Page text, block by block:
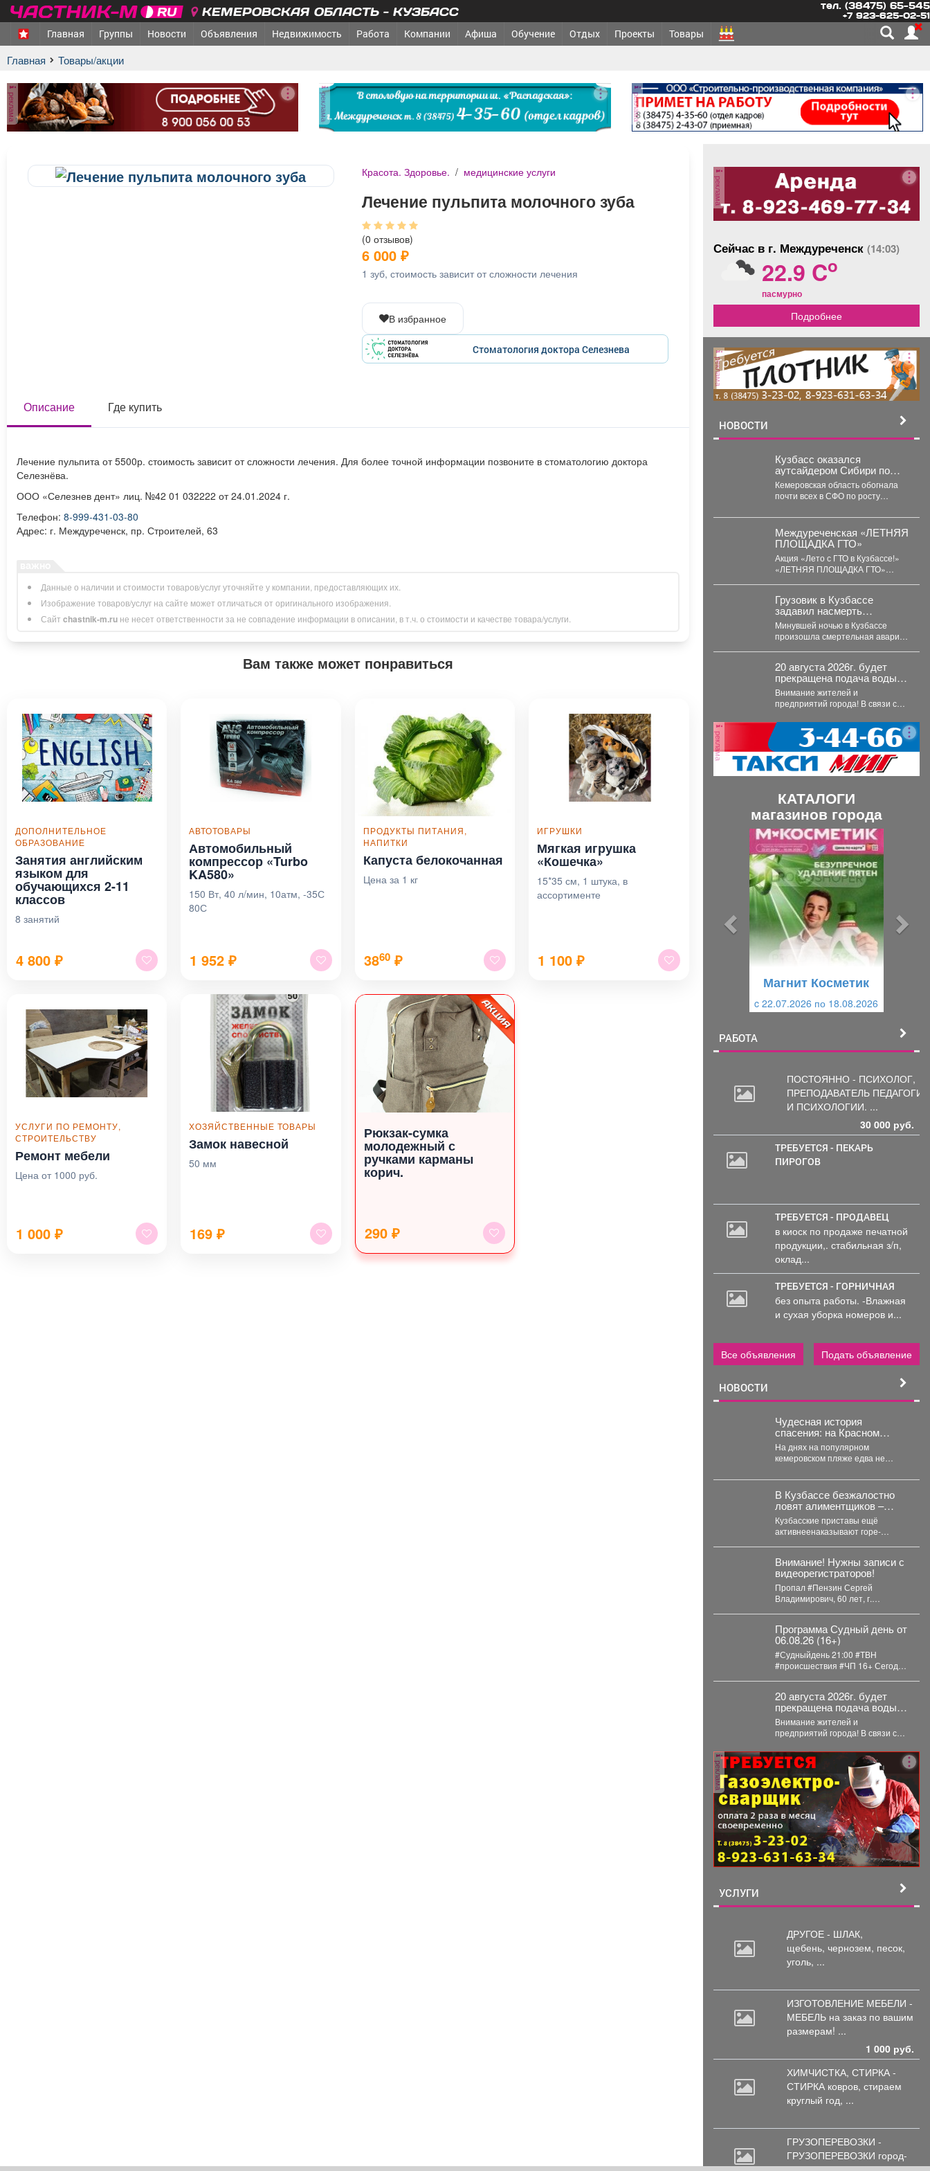
КЕМЕРОВСКАЯ ОБЛАСТЬ - КУЗБАСС тел. (38475) 65-545
+7 923-625-02-51
Главная Группы Новости Объявления Недвижимость Работа Компании Афиша Обучение Отдых Проекты Товары
Главная Товары/акции
реклама реклама реклама
Красота. Здоровье. / медицинские услуги
Лечение пульпита молочного зуба
(0 отзывов)
6 000₽
1 зуб, стоимость зависит от сложности лечения
В избранное
Стоматология доктора Селезнева
Описание Где купить
Лечение пульпита от 5500р. стоимость зависит от сложности лечения. Для более точной информации позвоните в стоматологию доктора
Селезнёва.
ООО «Селезнев дент» лиц. №42 01 032222 от 24.01.2024 г.
Телефон: 8-999-431-03-80
Адрес: г. Междуреченск, пр. Строителей, 63
Данные о наличии и стоимости товаров/услуг уточняйте у компании, предоставляющих их.
Изображение товаров/услуг на сайте может отличаться от оригинального изображения.
Сайт chastnik-m.ru не несет ответственности за не совпадение информации в описании, в т.ч. о стоимости и качестве товара/услуги.
Вам также может понравиться
ДОПОЛНИТЕЛЬНОЕ
ОБРАЗОВАНИЕ
Занятия английским
языком для
обучающихся 2-11
классов
8 занятий
4 800 ₽
АВТОТОВАРЫ
Автомобильный
компрессор «Turbo
KA580»
150 Вт, 40 л/мин, 10атм, -35С
80С
1 952 ₽
ПРОДУКТЫ ПИТАНИЯ,
НАПИТКИ
Капуста белокочанная
Цена за 1 кг
3860₽
ИГРУШКИ
Мягкая игрушка
«Кошечка»
15*35 см, 1 штука, в
ассортименте
1 100 ₽
УСЛУГИ ПО РЕМОНТУ,
СТРОИТЕЛЬСТВУ
Ремонт мебели
Цена от 1000 руб.
1 000 ₽
ХОЗЯЙСТВЕННЫЕ ТОВАРЫ
Замок навесной
50 мм
169 ₽
Рюкзак-сумка
молодежный с
ручками карманы
корич.
290 ₽
реклама
Сейчас в г. Междуреченск (14:03)
22.9 Co
пасмурно
Подробнее
реклама
НОВОСТИ
Кузбасс оказался
аутсайдером Сибири по
ипотечным долгам
Кемеровская область обогнала
почти всех в СФО по росту
строящееся жильё....
Междуреченская «ЛЕТНЯЯ
ПЛОЩАДКА ГТО»
Акция «Лето с ГТО в Кузбассе!»
«ЛЕТНЯЯ ПЛОЩАДКА ГТО»
Грузовик в Кузбассе
задавил насмерть
мотоциклиста в
чудовищном ДТП
Минувшей ночью в Кузбассе
произошла смертельная авария
20 августа 2026г. будет
прекращена подача воды с
Карайского водозабора.
Внимание жителей и
предприятий города! В связи с
на Карайском водозаборе...
реклама
КАТАЛОГИ
магазинов города
Магнит Косметик
c 22.07.2026 по 18.08.2026
РАБОТА
ПОСТОЯННО - ПСИХОЛОГ,
ПРЕПОДАВАТЕЛЬ
И ПСИХОЛОГИИ. ...
30 000 руб.
ТРЕБУЕТСЯ - ПЕКАРЬ
ПИРОГОВ
ТРЕБУЕТСЯ - ПРОДАВЕЦ
в киоск по продаже печатной
продукции,. стабильная з/п,
оклад...
ТРЕБУЕТСЯ - ГОРНИЧНАЯ
без опыта работы. -Влажная
и сухая уборка номеров и...
Все объявления Подать объявление
НОВОСТИ
Чудесная история
спасения: на Красном
озере в Кемерове
предотвратили трагедию
На днях на популярном
кемеровском пляже едва не
счастью, там отдыхала...
В Кузбассе безжалостно
ловят алиментщиков –
суммы взысканий
невероятно растут
Кузбасские приставы ещё
активнеенаказывают горе-
детей. С...
Внимание! Нужны записи с
видеорегистраторов!
Пропал #Пензин Сергей
Владимирович, 60 лет, г.
Программа Судный день от
06.08.26 (16+)
#Судныйдень 21:00 #ТВН
#происшествия #ЧП 16+ Сегодня
20 августа 2026г. будет
прекращена подача воды с
Карайского водозабора.
Внимание жителей и
предприятий города! В связи с
на Карайском водозаборе...
реклама
УСЛУГИ
ДРУГОЕ - ШЛАК,
щебень, чернозем, песок,
уголь, ...
ИЗГОТОВЛЕНИЕ МЕБЕЛИ -
МЕБЕЛЬ на заказ по вашим
размерам! ...
1 000 руб.
ХИМЧИСТКА, СТИРКА -
СТИРКА ковров, стираем
круглый год, ...
ГРУЗОПЕРЕВОЗКИ -
ГРУЗОПЕРЕВОЗКИ город-